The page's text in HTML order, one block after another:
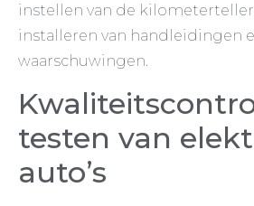
instellen van de
installeren van handleidingen
waarschuwingen.
testen van
auto’s